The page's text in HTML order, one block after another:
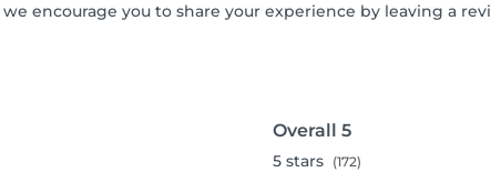
encourage you to share your experience by leaving a
Overall 5
5 stars (172)